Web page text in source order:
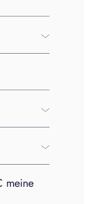
meine